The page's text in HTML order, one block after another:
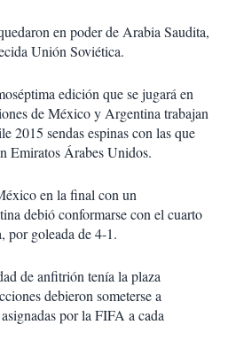
en poder de Arabia Saudita,
Unión Soviética.
edición que se jugará en
de México y Argentina trabajan
2015 sendas espinas con las que
Emiratos Árabes Unidos.
en la final con un
debió conformarse con el cuarto
por goleada de 4-1.
de anfitrión tenía la plaza
debieron someterse a
por la FIFA a cada